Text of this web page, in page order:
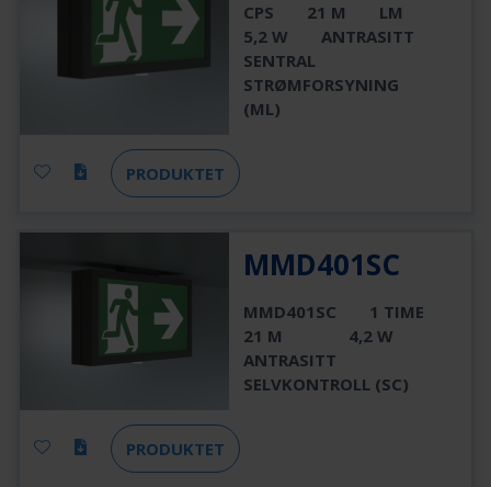
CPS
21 M
LM
5,2 W
ANTRASITT
SENTRAL
STRØMFORSYNING
(ML)
PRODUKTET
MMD401SC
MMD401SC
1 TIME
21 M
4,2 W
ANTRASITT
SELVKONTROLL (SC)
PRODUKTET